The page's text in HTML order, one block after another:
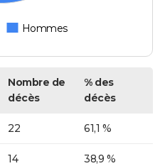
Hommes
Nombre de
décès
% des
décès
22 61,1 %
14 38,9 %